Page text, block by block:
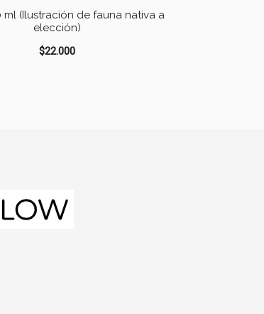
ml (Ilustración de fauna nativa a
elección)
$22.000